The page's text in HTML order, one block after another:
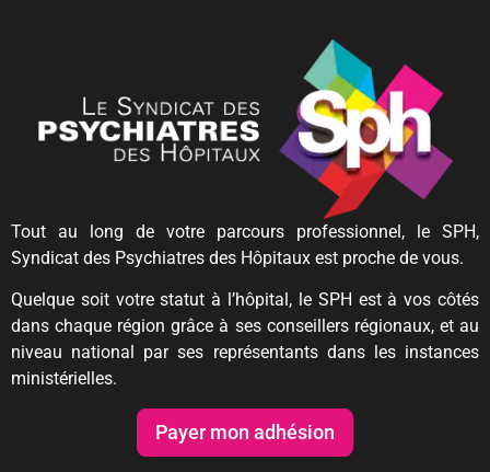
Tout au long de votre parcours professionnel, le SPH,
Syndicat des Psychiatres des Hôpitaux est proche de vous.
Quelque soit votre statut à l’hôpital, le SPH est à vos côtés
dans chaque région grâce à ses conseillers régionaux, et au
niveau national par ses représentants dans les instances
ministérielles.
Payer mon adhésion